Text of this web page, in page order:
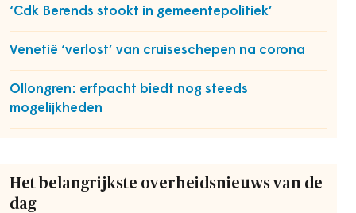
‘Cdk Berends stookt in gemeentepolitiek’
Venetië ‘verlost’ van cruiseschepen na corona
Ollongren: erfpacht biedt nog steeds
mogelijkheden
Het belangrijkste overheidsnieuws van de
dag